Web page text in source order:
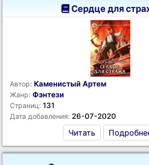
Сердце для
Автор: Каменистый Артем
Жанр: Фэнтези
Страниц: 131
Дата добавления: 26-07-2020
Читать